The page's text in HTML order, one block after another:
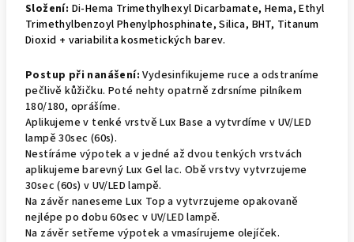
Složení: Di-Hema Trimethylhexyl Dicarbamate, Hema, Ethyl
Trimethylbenzoyl Phenylphosphinate, Silica, BHT, Titanum
Dioxid + variabilita kosmetických barev.
Postup při nanášení:Vydesinfikujeme ruce a odstraníme
pečlivě kůžičku. Poté nehty opatrně zdrsníme pilníkem
180/180, oprášíme.
Aplikujeme v tenké vrstvě Lux Base a vytvrdíme v UV/LED
lampě 30sec (60s).
Nestíráme výpotek a v jedné až dvou tenkých vrstvách
aplikujeme barevný Lux Gel lac. Obě vrstvy vytvrzujeme
30sec (60s) v UV/LED lampě.
Na závěr naneseme Lux Top a vytvrzujeme opakovaně
nejlépe po dobu 60sec v UV/LED lampě.
Na závěr setřeme výpotek a vmasírujeme olejíček.